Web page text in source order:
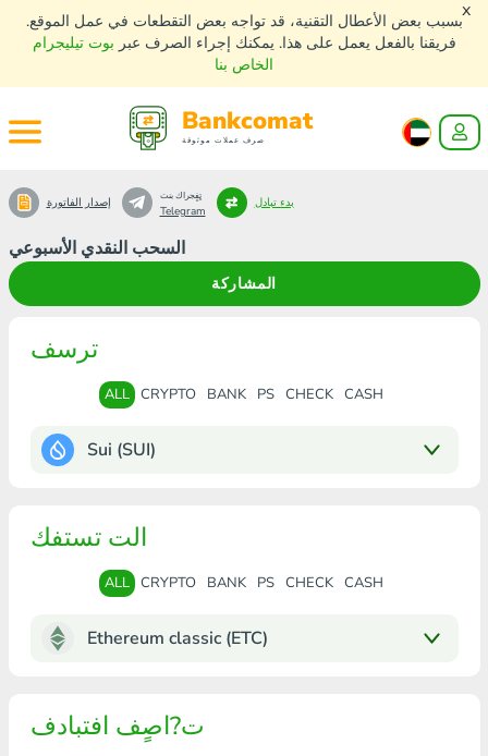
بسبب بعض الأعطال التقنية، قد تواجه بعض التقطعات في عمل الموقع.
فريقنا بالفعل يعمل على هذا. يمكنك إجراء الصرف عبر بوت تيليجرام
الخاص بنا
x
Bankcomat
صرف عملات موثوقة
السحب النقدي الأسبوعي
المشاركة
إصدار الفاتورة تٍفٍجراك بنت
Telegram
بدء تبادل
ترسف
ALL CRYPTO BANK PS CHECK CASH
Sui (SUI)
الت تستفك
ALL CRYPTO BANK PS CHECK CASH
Ethereum classic (ETC)
ت?اصٍف افتبادف